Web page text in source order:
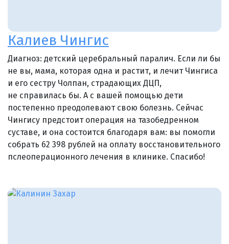
Калиев Чингис
Диагноз: детский церебральный паралич. Если ли бы
не вы, мама, которая одна и растит, и лечит Чингиса
и его сестру Чолпан, страдающих ДЦП,
не справилась бы. А с вашей помощью дети
постепенно преодолевают свою болезнь. Сейчас
Чингису предстоит операция на тазобедренном
суставе, и она состоится благодаря вам: вы помогли
собрать 62 398 рублей на оплату восстановительного
пслеоперационного лечения в клинике. Спасибо!